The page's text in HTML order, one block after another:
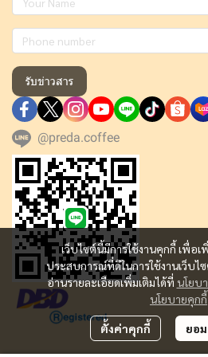
เว็บไซต์นี้มีการใช้งานคุกกี้ เพื่อ
ประสบการณ์ที่ดีในการใช้งานเว็บไ
อ่านรายละเอียดเพิ่มเติมได้ที่ นโยบ
นโยบายคุกกี้
ตั้งค่าคุกกี้ ยอ
รับข่าวสาร
@preda.coffee